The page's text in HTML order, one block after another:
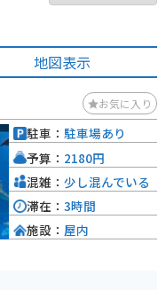
地図表示
お気に入り
駐車： 駐車場あり
予算： 2180円
混雑： 少し混んでいる
滞在： 3時間
施設： 屋内